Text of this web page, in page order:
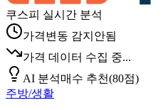
쿠스피 실시간 분석
가격변동 감지안됨
가격 데이터 수집 중...
AI 분석매수 추천(80점)
주방/생활